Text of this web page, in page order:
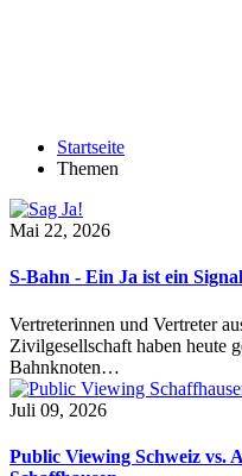
Startseite
Themen
Mai 22, 2026
S-Bahn - Ein Ja ist ein
Vertreterinnen und Vertreter
Zivilgesellschaft haben heute
Bahnknoten…
Juli 09, 2026
Public Viewing Schweiz vs.